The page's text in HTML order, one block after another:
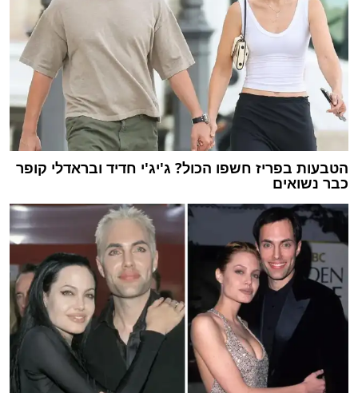
הטבעות בפריז חשפו הכול? ג'יג'י חדיד ובראדלי קופר
כבר נשואים